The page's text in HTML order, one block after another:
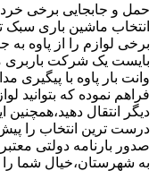
حمل و جابجایی برخی
انتخاب ماشین باری
برخی لوازم را از پاوه به
بایست یک شرکت باربری
وانت بار پاوه با پیگیری
فراهم نموده که بتوانید
دیگر انتقال
درست ترین انتخاب را
صدور بارنامه دولتی
به شهرستان،خیال شما